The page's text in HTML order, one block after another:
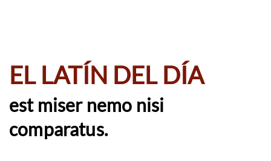
EL LATÍN DEL DÍA
est miser nemo nisi
comparatus.